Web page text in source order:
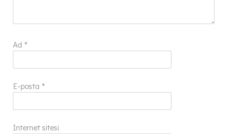
Ad *
E-posta *
İnternet sitesi